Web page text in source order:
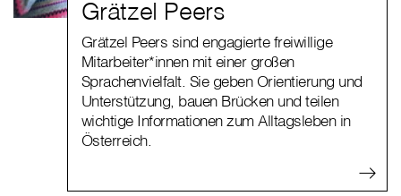
Grätzel Peers
Grätzel Peers sind engagierte freiwillige
Mitarbeiter*innen mit einer großen
Sprachenvielfalt. Sie geben Orientierung und
Unterstützung, bauen Brücken und teilen
wichtige Informationen zum Alltagsleben in
Österreich.